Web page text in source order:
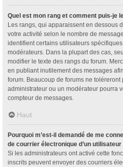
Quel est mon rang et comment puis-je
Les rangs, qui apparaissent en dessous
votre activité selon le nombre de
identifient certains utilisateurs
modérateurs. Dans la plupart des cas,
modifier le texte des rangs du forum.
en publiant inutilement des messages
forum. Beaucoup de forums ne toléreront
administrateur ou un modérateur pourra
compteur de messages.
Haut
Pourquoi m’est-il demandé de me
de courrier électronique d’un utilisateur
Si les administrateurs ont activé cette
inscrits peuvent envoyer des courriers